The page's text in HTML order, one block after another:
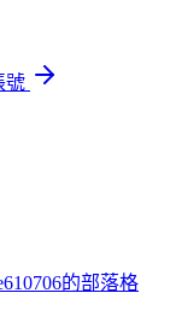
號
的部落格